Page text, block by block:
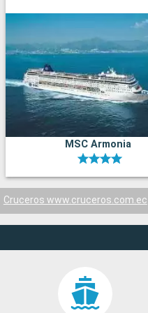
MSC Armonia
Cruceros www.cruceros.com.ec